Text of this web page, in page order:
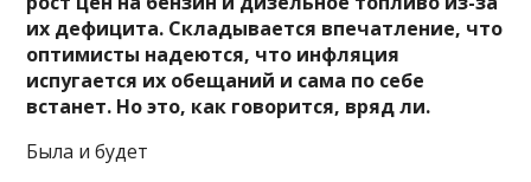
их дефицита. Складывается впечатление, что
оптимисты надеются, что инфляция
испугается их обещаний и сама по себе
встанет. Но это, как говорится, вряд ли.
Была и будет